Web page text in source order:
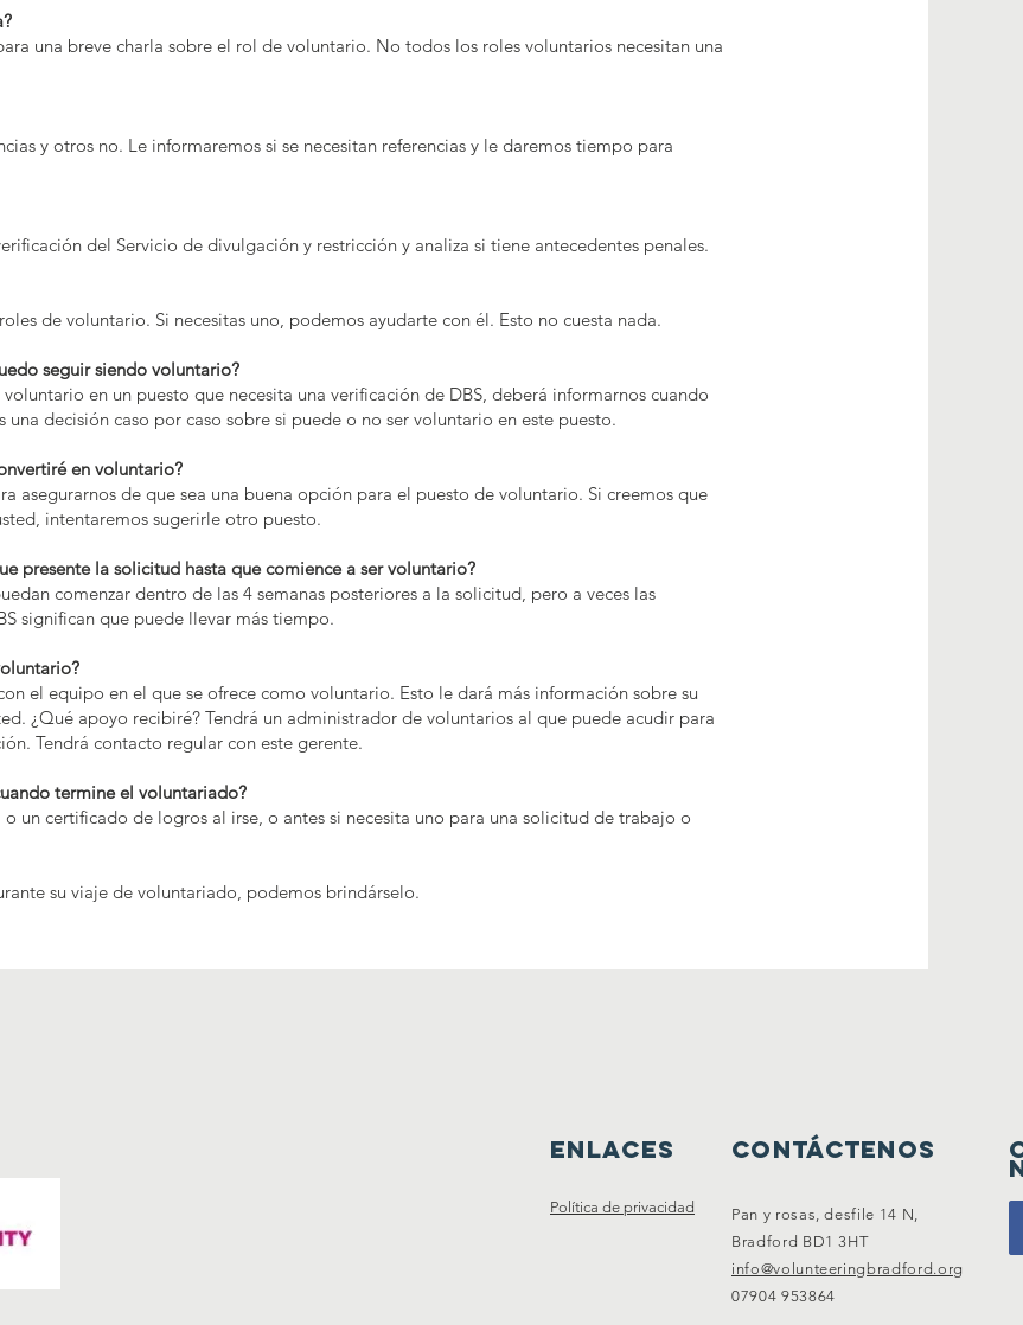
una breve charla sobre el rol de voluntario. No todos los roles voluntarios necesitan una
y otros no. Le informaremos si se necesitan referencias y le daremos tiempo para
del Servicio de divulgación y restricción y analiza si tiene antecedentes penales.
de voluntario. Si necesitas uno, podemos ayudarte con él. Esto no cuesta nada.
seguir siendo voluntario?
en un puesto que necesita una verificación de DBS, deberá informarnos cuando
una decisión caso por caso sobre si puede o no ser voluntario en este puesto.
en voluntario?
asegurarnos de que sea una buena opción para el puesto de voluntario. Si creemos que
intentaremos sugerirle otro puesto.
presente la solicitud hasta que comience a ser voluntario?
comenzar dentro de las 4 semanas posteriores a la solicitud, pero a veces las
significan que puede llevar más tiempo.
el equipo en el que se ofrece como voluntario. Esto le dará más información sobre su
¿Qué apoyo recibiré? Tendrá un administrador de voluntarios al que puede acudir para
Tendrá contacto regular con este gerente.
termine el voluntariado?
o un certificado de logros al irse, o antes si necesita uno para una solicitud de trabajo o
su viaje de voluntariado, podemos brindárselo.
Contáctenos
Enlaces
Pan y rosas, desfile 14 N,
Bradford BD1 3HT
info@volunteeringbradford.org
07904 953864
Política de privacidad